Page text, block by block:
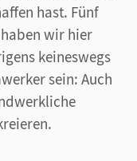
hast. Fünf
wir hier
keineswegs
sein: Auch